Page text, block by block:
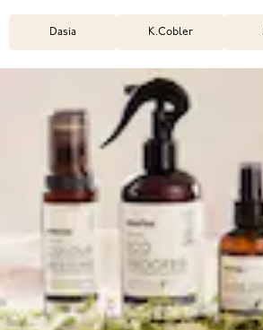
Dasia K.Cobler